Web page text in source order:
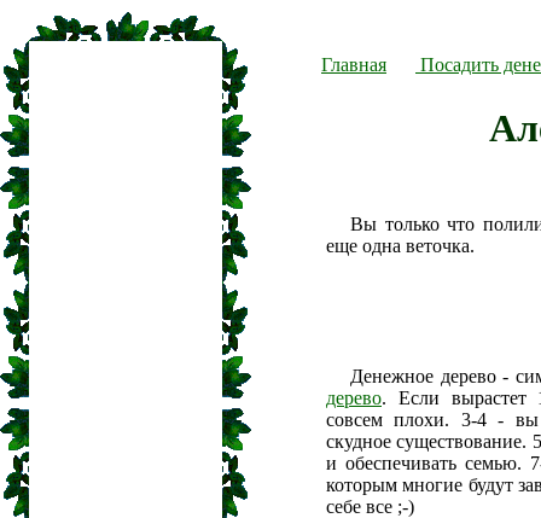
Главная Посадить
Вы только что
еще одна веточка.
Денежное дерево -
дерево. Если вырастет
совсем плохи. 3-4 - вы
скудное существование.
и обеспечивать семью.
которым многие будут
себе все ;-)